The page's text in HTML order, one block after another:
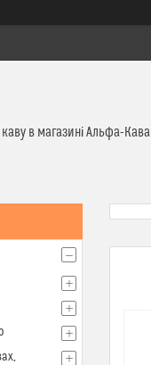
каву в магазині Альфа-Кава